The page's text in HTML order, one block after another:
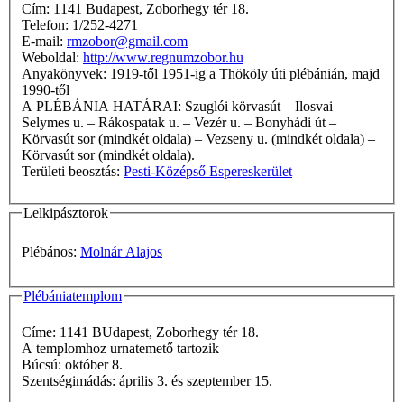
Cím: 1141 Budapest, Zoborhegy tér 18.
Telefon: 1/252-4271
E-mail: rmzobor@gmail.com
Weboldal: http://www.regnumzobor.hu
Anyakönyvek: 1919-től 1951-ig a Thököly úti plébánián, majd
1990-től
A PLÉBÁNIA HATÁRAI: Szuglói körvasút – Ilosvai
Selymes u. – Rákospatak u. – Vezér u. – Bonyhádi út –
Körvasút sor (mindkét oldala) – Vezseny u. (mindkét oldala) –
Körvasút sor (mindkét oldala).
Területi beosztás: Pesti-Középső Espereskerület
Lelkipásztorok
Plébános: Molnár Alajos
Plébániatemplom
Címe: 1141 BUdapest, Zoborhegy tér 18.
A templomhoz urnatemető tartozik
Búcsú: október 8.
Szentségimádás: április 3. és szeptember 15.